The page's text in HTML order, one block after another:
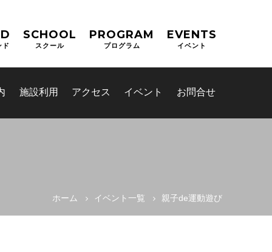
ド
SCHOOL
スクール
PROGRAM
プログラム
EVENTS
イベント
施設利用 アクセス イベント お問合せ
ホーム イベント一覧 親子de運動遊び